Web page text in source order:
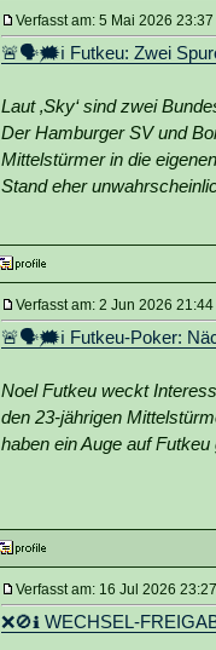
Verfasst am: 5 Mai 2026
🚨🗣🗯️ℹ️ Futkeu: Zwei
Laut ‚Sky‘ sind zwei
Der Hamburger SV und
Mittelstürmer in die
Stand eher
Verfasst am: 2 Jun 2026
🚨🗣🗯️ℹ️ Futkeu-Poker:
Noel Futkeu weckt
den 23-jährigen
haben ein Auge auf Futkeu
Verfasst am: 16 Jul 2026
❌🚫ℹ️ WECHSEL-